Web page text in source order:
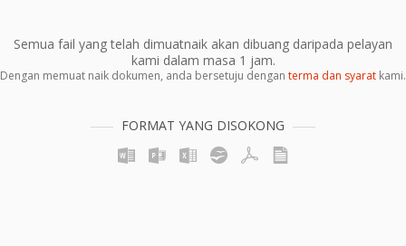
Semua fail yang telah dimuatnaik akan dibuang daripada pelayan
kami dalam masa 1 jam.
Dengan memuat naik dokumen, anda bersetuju dengan terma dan syarat kami.
FORMAT YANG DISOKONG